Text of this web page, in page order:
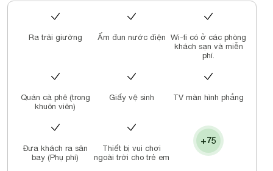
loạt dịch vụ suốt cả ngày, bao gồm dịch vụ giữ hành lý, đỗ xe cho
khách, giặt là và đưa đón sân bay. Nơi đây có trang thiết bị phòng
Du khách chỉ cần đi 5 phút là tới Chợ Hàn. Bãi biển Mỹ Khê và Sân
bay Đà Nẵng cách khách sạn lần lượt 3 km và 2 km.
trưa và bữa tối. Du khách còn có thể thư giãn với đồ uống giải khát
Ra trải giường Ấm đun nước điện
Wi-fi có ở các phòng
khách sạn và miễn
phí.
Quán cà phê (trong
khuôn viên)
Giấy vệ sinh TV màn hình phẳng
Đưa khách ra sân
bay (Phụ phí)
Thiết bị vui chơi
ngoài trời cho trẻ em
+75